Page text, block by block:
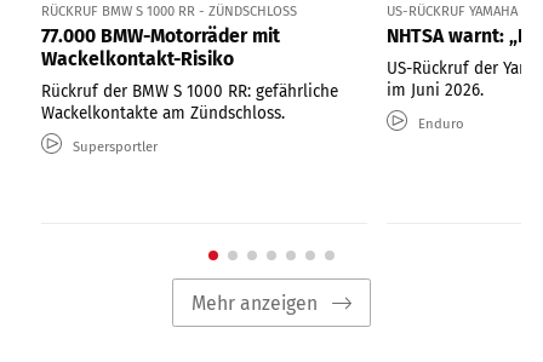
RÜCKRUF BMW S 1000 RR - ZÜNDSCHLOSS
77.000 BMW-Motorräder mit
Wackelkontakt-Risiko
Rückruf der BMW S 1000 RR: gefährliche
Wackelkontakte am Zündschloss.
Supersportler
US-RÜCKRUF YAMAHA
NHTSA warnt:
US-Rückruf der
im Juni 2026.
Enduro
Mehr anzeigen